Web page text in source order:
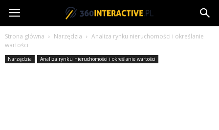
360interactive.pl
Strona główna Narzędzia
Analiza rynku nieruchomości i określanie
wartości
Narzędzia Analiza rynku nieruchomości i określanie wartości